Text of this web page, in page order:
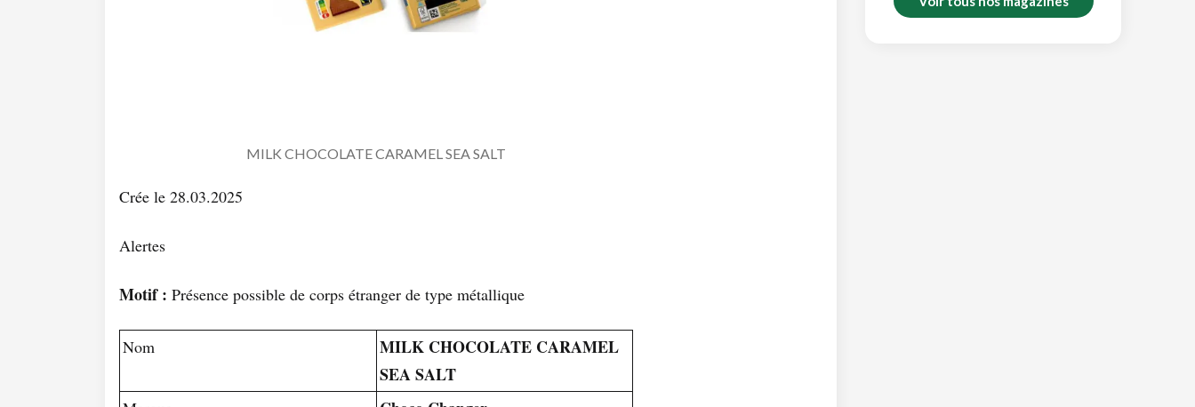
MILK CHOCOLATE CARAMEL SEA SALT
Crée le 28.03.2025
Alertes
Motif : Présence possible de corps étranger de type métallique
Nom
MILK CHOCOLATE CARAMEL
SEA SALT